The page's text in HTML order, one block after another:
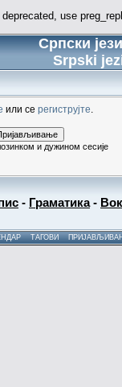
use
Српски
Srpski
или се региструјте
и дужином сесије
- Граматика-
ТАГОВИ